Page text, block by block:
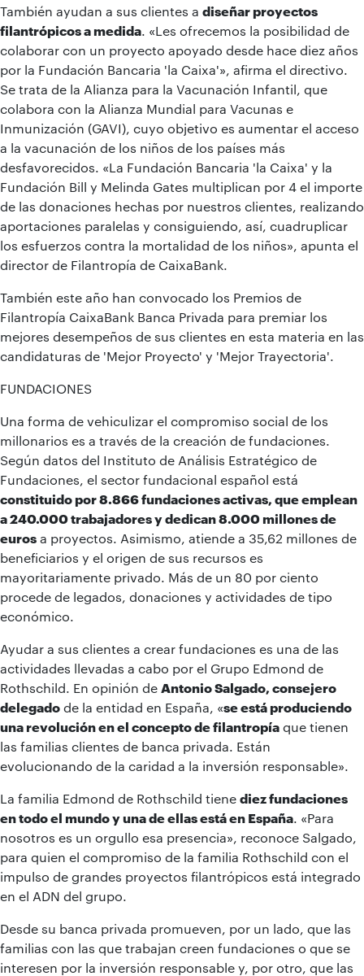
También ayudan a sus clientes a diseñar proyectos
filantrópicos a medida . «Les ofrecemos la posibilidad de
colaborar con un proyecto apoyado desde hace diez años
por la Fundación Bancaria 'la Caixa'», afirma el directivo.
Se trata de la Alianza para la Vacunación Infantil, que
colabora con la Alianza Mundial para Vacunas e
Inmunización (GAVI), cuyo objetivo es aumentar el acceso
a la vacunación de los niños de los países más
desfavorecidos. «La Fundación Bancaria 'la Caixa' y la
Fundación Bill y Melinda Gates multiplican por 4 el importe
de las donaciones hechas por nuestros clientes, realizando
aportaciones paralelas y consiguiendo, así, cuadruplicar
los esfuerzos contra la mortalidad de los niños», apunta el
director de Filantropía de CaixaBank.
También este año han convocado los Premios de
Filantropía CaixaBank Banca Privada para premiar los
mejores desempeños de sus clientes en esta materia en las
candidaturas de 'Mejor Proyecto' y 'Mejor Trayectoria'.
FUNDACIONES
Una forma de vehiculizar el compromiso social de los
millonarios es a través de la creación de fundaciones.
Según datos del Instituto de Análisis Estratégico de
Fundaciones, el sector fundacional español está
constituido por 8.866 fundaciones activas, que emplean
a 240.000 trabajadores y dedican 8.000 millones de
euros a proyectos. Asimismo, atiende a 35,62 millones de
beneficiarios y el origen de sus recursos es
mayoritariamente privado. Más de un 80 por ciento
procede de legados, donaciones y actividades de tipo
económico.
Ayudar a sus clientes a crear fundaciones es una de las
actividades llevadas a cabo por el Grupo Edmond de
Rothschild. En opinión de Antonio Salgado, consejero
delegado de la entidad en España, «se está produciendo
una revolución en el concepto de filantropía que tienen
las familias clientes de banca privada. Están
evolucionando de la caridad a la inversión responsable».
La familia Edmond de Rothschild tiene diez fundaciones
en todo el mundo y una de ellas está en España . «Para
nosotros es un orgullo esa presencia», reconoce Salgado,
para quien el compromiso de la familia Rothschild con el
impulso de grandes proyectos filantrópicos está integrado
en el ADN del grupo.
Desde su banca privada promueven, por un lado, que las
familias con las que trabajan creen fundaciones o que se
interesen por la inversión responsable y, por otro, que las